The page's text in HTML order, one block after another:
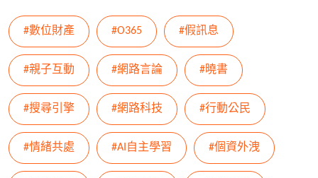
#數位財產 #O365 #假訊息
#親子互動 #網路言論 #曉書
#搜尋引擎 #網路科技 #行動公民
#情緒共處 #AI自主學習 #個資外洩